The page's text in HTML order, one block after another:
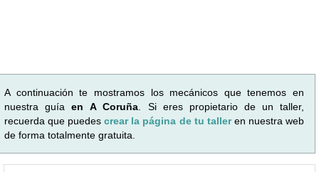
A continuación te mostramos los mecánicos que tenemos en
nuestra guíaen A Coruña . Si eres propietario de un taller,
recuerda que puedescrear la página de tu talleren nuestra web
de forma totalmente gratuita.